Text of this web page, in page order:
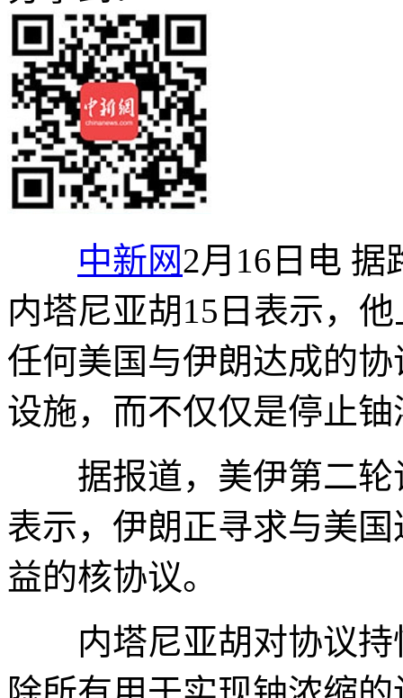
中新网2月16日电 据
内塔尼亚胡15日表示，
任何美国与伊朗达成的
设施，而不仅仅是停止
据报道，美伊第二轮
表示，伊朗正寻求与美
益的核协议。
内塔尼亚胡对协议持